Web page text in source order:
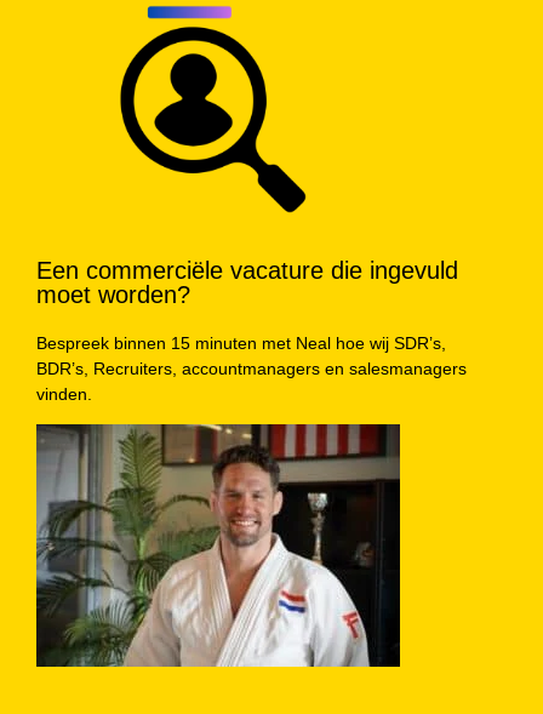
Een commerciële vacature die ingevuld
moet worden?
Bespreek binnen 15 minuten met Neal hoe wij SDR’s,
BDR’s, Recruiters, accountmanagers en salesmanagers
vinden.